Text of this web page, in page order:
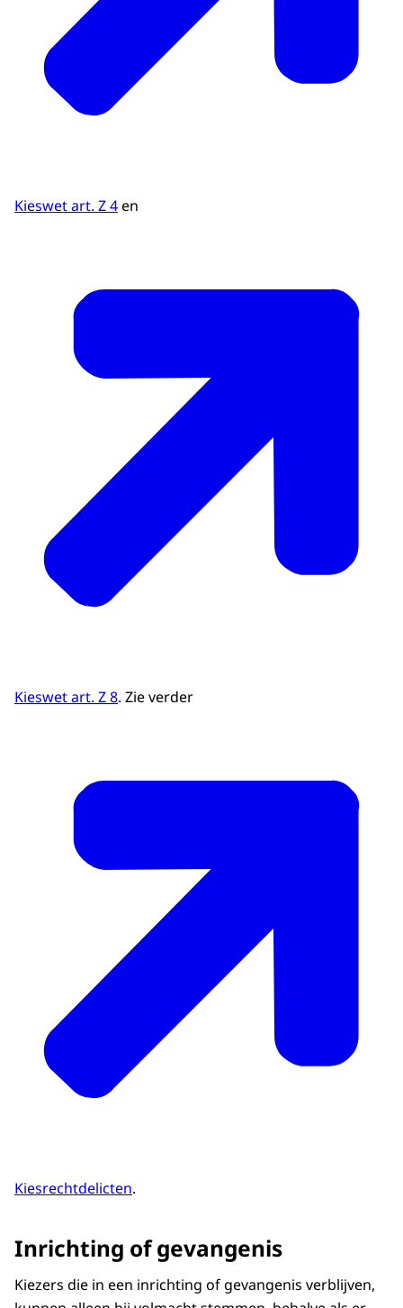
Kieswet art. Z 4en
Kieswet art. Z 8. Zie verder
Kiesrechtdelicten.
Inrichting of gevangenis
Kiezers die in een inrichting of gevangenis verblijven,